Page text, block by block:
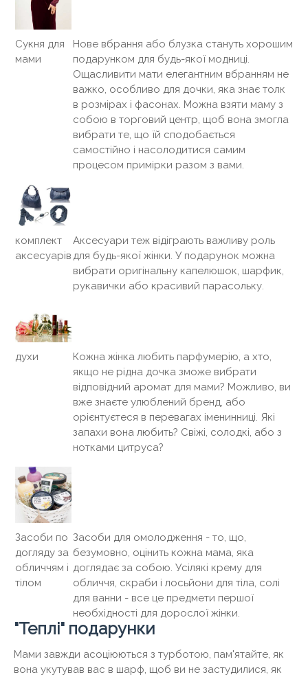
Сукня для
мами
Нове вбрання або блузка стануть хорошим
подарунком для будь-якої модниці.
Ощасливити мати елегантним вбранням не
важко, особливо для дочки, яка знає толк
в розмірах і фасонах. Можна взяти маму з
собою в торговий центр, щоб вона змогла
вибрати те, що їй сподобається
самостійно і насолодитися самим
процесом примірки разом з вами.
комплект
аксесуарів
Аксесуари теж відіграють важливу роль
для будь-якої жінки. У подарунок можна
вибрати оригінальну капелюшок, шарфик,
рукавички або красивий парасольку.
духи
Кожна жінка любить парфумерію, а хто,
якщо не рідна дочка зможе вибрати
відповідний аромат для мами? Можливо, ви
вже знаєте улюблений бренд, або
орієнтуєтеся в перевагах іменинниці. Які
запахи вона любить? Свіжі, солодкі, або з
нотками цитруса?
Засоби по
догляду за
обличчям і
тілом
Засоби для омолодження - то, що,
безумовно, оцінить кожна мама, яка
доглядає за собою. Усілякі крему для
обличчя, скраби і лосьйони для тіла, солі
для ванни - все це предмети першої
необхідності для дорослої жінки.
"Теплі" подарунки
Мами завжди асоціюються з турботою, пам'ятайте, як
вона укутував вас в шарф, щоб ви не застудилися, як